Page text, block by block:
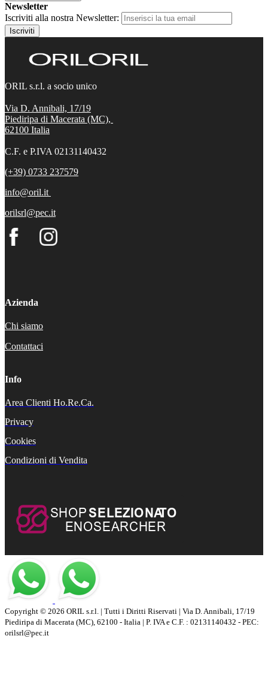
Newsletter
Iscriviti alla nostra Newsletter:
Iscriviti
ORIL s.r.l. a socio unico
Via D. Annibali, 17/19
Piediripa di Macerata (MC),
62100 Italia
C.F. e P.IVA 02131140432
(+39) 0733 237579
info@oril.it
orilsrl@pec.it
Azienda
Chi siamo
Contattaci
Info
Area Clienti Ho.Re.Ca.
Privacy
Cookies
Condizioni di Vendita
Copyright © 2026 ORIL s.r.l. | Tutti i Diritti Riservati | Via D. Annibali, 17/19
Piediripa di Macerata (MC), 62100 - Italia | P. IVA e C.F. : 02131140432 - PEC:
orilsrl@pec.it